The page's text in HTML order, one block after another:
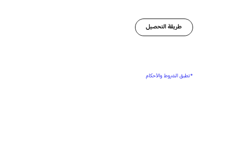
طريقة التحصيل
*تطبق الشروط والأحكام